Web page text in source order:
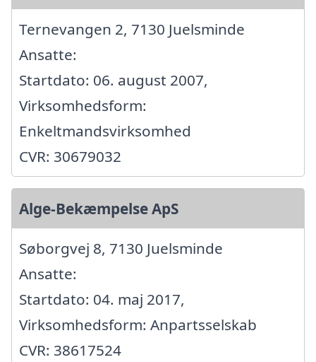
Ternevangen 2, 7130 Juelsminde
Ansatte:
Startdato: 06. august 2007,
Virksomhedsform:
Enkeltmandsvirksomhed
CVR: 30679032
Alge-Bekæmpelse ApS
Søborgvej 8, 7130 Juelsminde
Ansatte:
Startdato: 04. maj 2017,
Virksomhedsform: Anpartsselskab
CVR: 38617524